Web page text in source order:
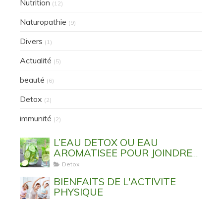
Nutrition (12)
Naturopathie (9)
Divers (1)
Actualité (5)
beauté (6)
Detox (2)
immunité (2)
L’EAU DETOX OU EAU
AROMATISEE POUR JOINDRE
L’UTILE A L’AGREABLE
Detox
BIENFAITS DE L'ACTIVITE
PHYSIQUE